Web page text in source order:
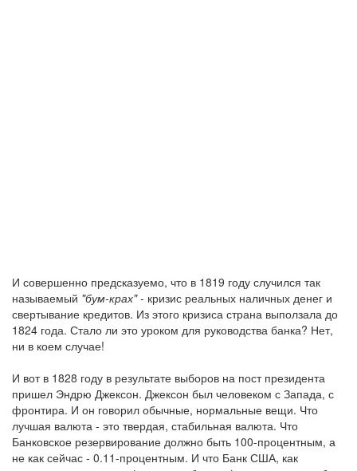
И совершенно предсказуемо, что в 1819 году случился так
называемый "бум-крах"- кризис реальных наличных денег и
свертывание кредитов. Из этого кризиса страна выползала до
1824 года. Стало ли это уроком для руководства банка? Нет,
ни в коем случае!
И вот в 1828 году в результате выборов на пост президента
пришел Эндрю Джексон. Джексон был человеком с Запада, с
фронтира. И он говорил обычные, нормальные вещи. Что
лучшая валюта - это твердая, стабильная валюта. Что
Банковское резервирование должно быть 100-процентным, а
не как сейчас - 0.11-процентным. И что Банк США, как